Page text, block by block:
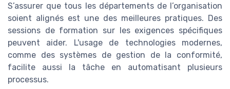
S’assurer que tous les départements de l’organisation
soient alignés est une des meilleures pratiques. Des
sessions de formation sur les exigences spécifiques
peuvent aider. L'usage de technologies modernes,
comme des systèmes de gestion de la conformité,
facilite aussi la tâche en automatisant plusieurs
processus.